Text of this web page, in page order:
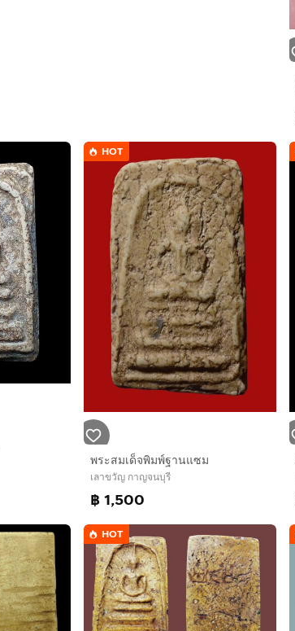
HOT
พระสมเด็จพิมพ์ฐานแซม
เลาขวัญ กาญจนบุรี
฿ 1,500
HOT